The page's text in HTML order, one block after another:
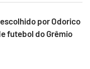
por Odorico
futebol do Grêmio